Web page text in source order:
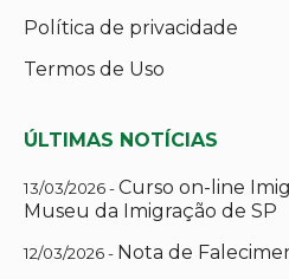
Política de privacidade
Termos de Uso
ÚLTIMAS NOTÍCIAS
13/03/2026 -Curso on-line
Museu da Imigração de SP
12/03/2026 - Nota de